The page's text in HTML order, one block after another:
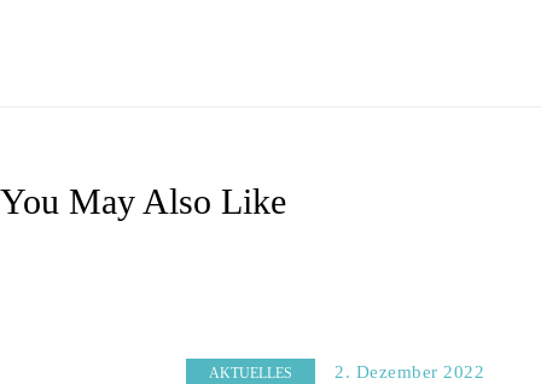
You May Also Like
AKTUELLES 2. Dezember 2022